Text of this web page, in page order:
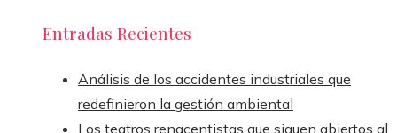
Entradas Recientes
Análisis de los accidentes industriales que
redefinieron la gestión ambiental
Los teatros renacentistas que siguen abiertos al